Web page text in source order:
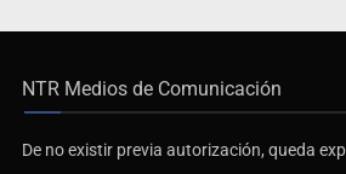
NTR Medios de Comunicación
De no existir previa autorización, queda